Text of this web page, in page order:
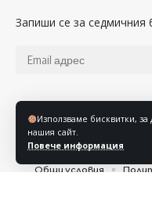
Използваме бисквитки,
нашия сайт.
Повече информация
Запиши се за седмичния
Общи условия